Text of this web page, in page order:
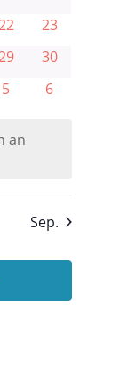
0
0
23
0
0
30
0
5
0
6
an
Sep.